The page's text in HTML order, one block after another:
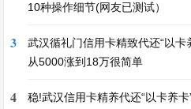
10种操作细节(网友已测试）
3
武汉循礼门信用卡精致代还“以
从5000涨到18万很简单
4
稳!武汉信用卡精养代还“以卡养